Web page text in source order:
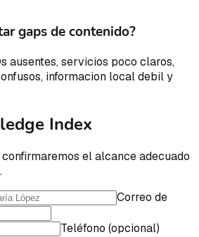
gaps de contenido?
ausentes, servicios poco claros,
informacion local debil y
Index
el alcance adecuado
Correo de
Teléfono (opcional)